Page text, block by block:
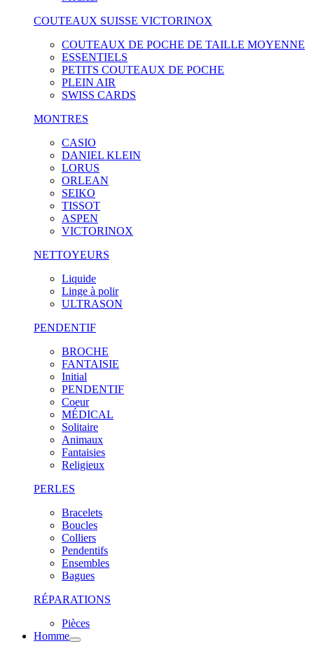
COUTEAUX SUISSE VICTORINOX
COUTEAUX DE POCHE DE TAILLE MOYENNE
ESSENTIELS
PETITS COUTEAUX DE POCHE
PLEIN AIR
SWISS CARDS
MONTRES
CASIO
DANIEL KLEIN
LORUS
ORLEAN
SEIKO
TISSOT
ASPEN
VICTORINOX
NETTOYEURS
Liquide
Linge à polir
ULTRASON
PENDENTIF
BROCHE
FANTAISIE
Initial
PENDENTIF
Coeur
MÉDICAL
Solitaire
Animaux
Fantaisies
Religieux
PERLES
Bracelets
Boucles
Colliers
Pendentifs
Ensembles
Bagues
RÉPARATIONS
Pièces
Homme